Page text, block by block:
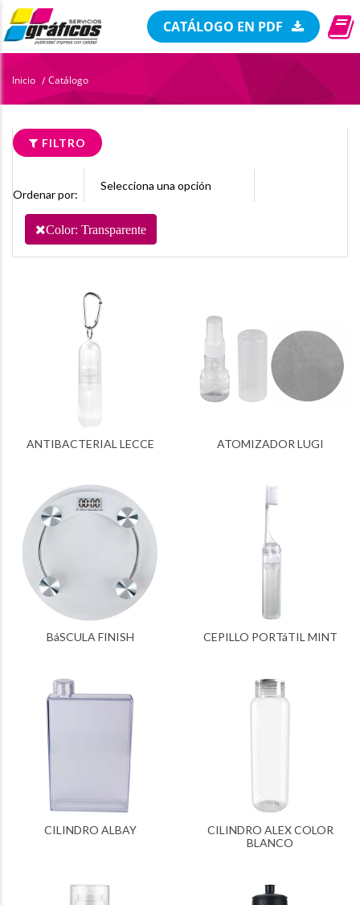
CATÁLOGO EN PDF
Inicio / Catálogo
FILTRO
Ordenar por:
Color: Transparente
ANTIBACTERIAL LECCE ATOMIZADOR LUGI
BáSCULA FINISH CEPILLO PORTáTIL MINT
CILINDRO ALBAY
CILINDRO ALEX COLOR
BLANCO